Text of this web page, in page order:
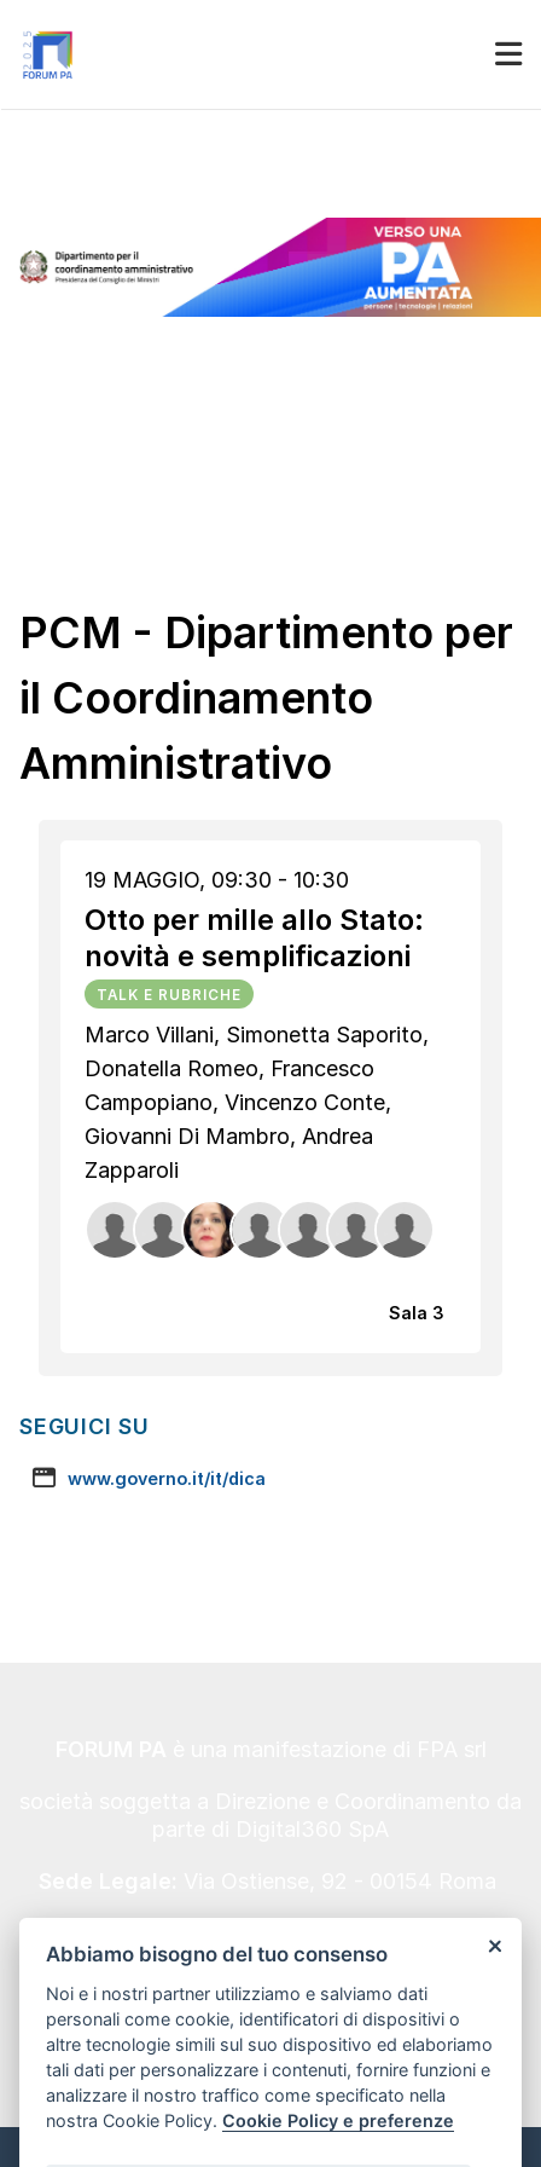
PCM - Dipartimento per
il Coordinamento
Amministrativo
19 MAGGIO, 09:30 - 10:30
Otto per mille allo Stato:
novità e semplificazioni
TALK E RUBRICHE
Marco Villani, Simonetta Saporito,
Donatella Romeo, Francesco
Campopiano, Vincenzo Conte,
Giovanni Di Mambro, Andrea
Zapparoli
Sala 3
SEGUICI SU
www.governo.it/it/dica
Codice Fiscale/Partita IVA n. 10693191008 - REA
Roma n. 1249791.
Informativa Privacy
Abbiamo bisogno del tuo consenso
Noi e i nostri partner utilizziamo e salviamo dati
personali come cookie, identificatori di dispositivi o
altre tecnologie simili sul suo dispositivo ed elaboriamo
tali dati per personalizzare i contenuti, fornire funzioni e
analizzare il nostro traffico come specificato nella
nostra Cookie Policy.Cookie Policy e preferenze